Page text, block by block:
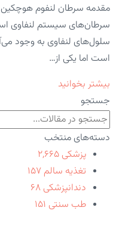
سرطان‌های سیستم لنفاوی
سلول‌های لنفاوی به وجود
است اما یکی از…
بیشتر بخوانید
جستجو
دسته‌های منتخب
پزشکی ۲,۶۶۵
تغذیه سالم ۱۵۷
دندانپزشکی ۶۸
طب سنتی ۱۵۱